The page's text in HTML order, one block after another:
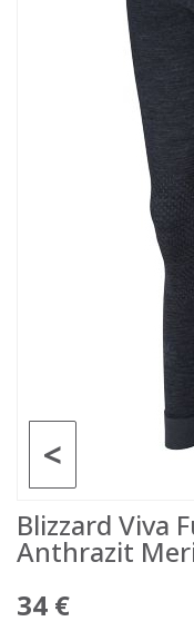
<
Blizzard Viva
Anthrazit
34 €